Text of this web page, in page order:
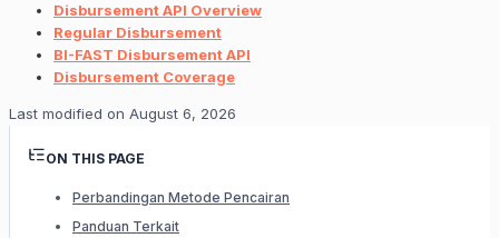
Disbursement API Overview
Regular Disbursement
BI-FAST Disbursement API
Disbursement Coverage
Last modified on August 6, 2026
ON THIS PAGE
Perbandingan Metode Pencairan
Panduan Terkait